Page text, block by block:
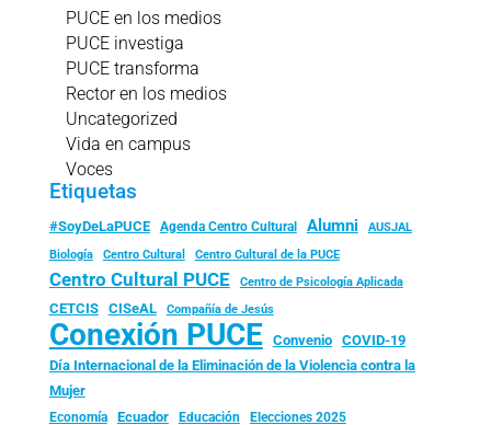
PUCE en los medios
PUCE investiga
PUCE transforma
Rector en los medios
Uncategorized
Vida en campus
Voces
Etiquetas
#SoyDeLaPUCE Agenda Centro Cultural Alumni
AUSJAL
Biología
Centro Cultural Centro Cultural de la PUCE
Centro Cultural PUCE Centro de Psicología Aplicada
CETCIS CISeAL Compañía de Jesús
Conexión PUCE Convenio
COVID-19
Día Internacional de la Eliminación de la Violencia contra la
Mujer
Economía Ecuador Educación Elecciones 2025